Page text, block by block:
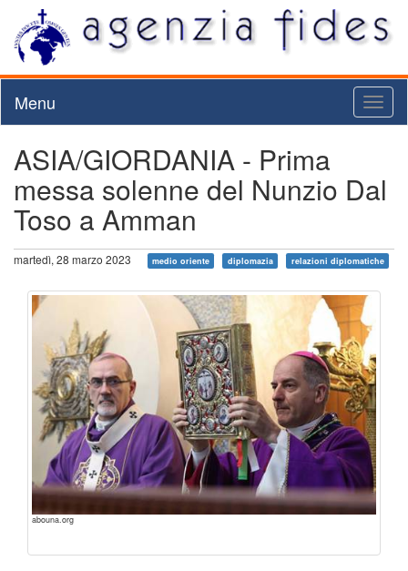
Menu
ASIA/GIORDANIA - Prima
messa solenne del Nunzio Dal
Toso a Amman
martedì, 28 marzo 2023 medio oriente diplomazia relazioni diplomatiche
abouna.org